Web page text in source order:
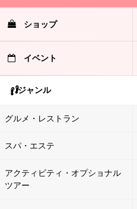
ショップ
イベント
ジャンル
グルメ・レストラン
スパ・エステ
アクティビティ・オプショナル
ツアー